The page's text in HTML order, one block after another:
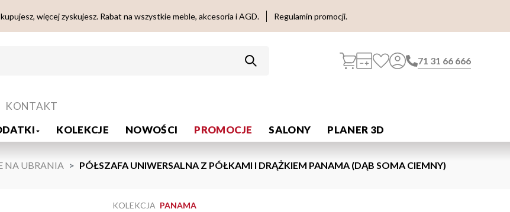
więcej zyskujesz. Rabat na wszystkie meble, akcesoria i AGD. Regulamin promocji.
71 31 66 666
KOLEKCJE NOWOŚCI PROMOCJE SALONY PLANER 3D
KONTAKT
NA UBRANIA PÓŁSZAFA UNIWERSALNA Z PÓŁKAMI I DRĄŻKIEM PANAMA (DĄB SOMA CIEMNY)
KOLEKCJA PANAMA